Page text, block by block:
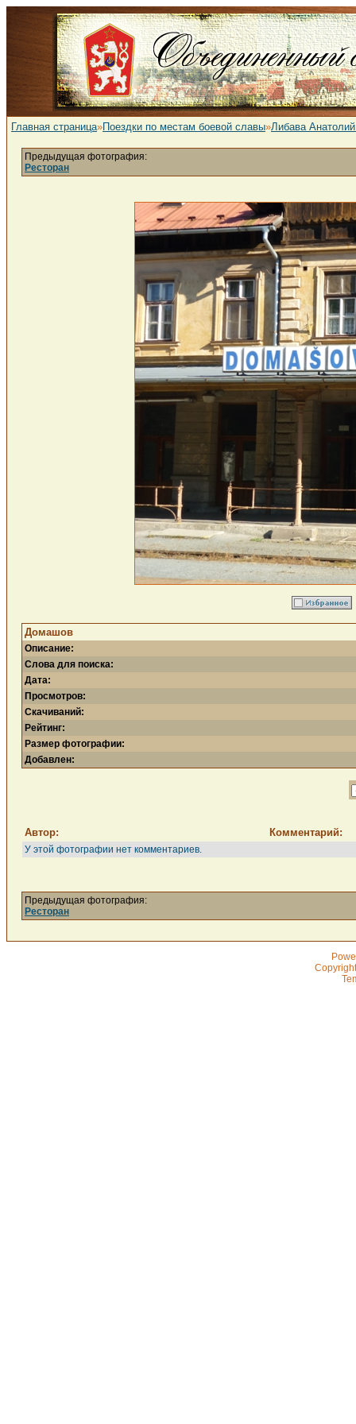
Главная страница»Поездки по местам боевой славы»Либава
Предыдущая фотография:
Ресторан
Домашов
Описание:
Слова для поиска:
Дата:
Просмотров:
Скачиваний:
Рейтинг:
Размер фотографии:
Добавлен:
Автор: Комментарий:
У этой фотографии нет комментариев.
Предыдущая фотография:
Ресторан